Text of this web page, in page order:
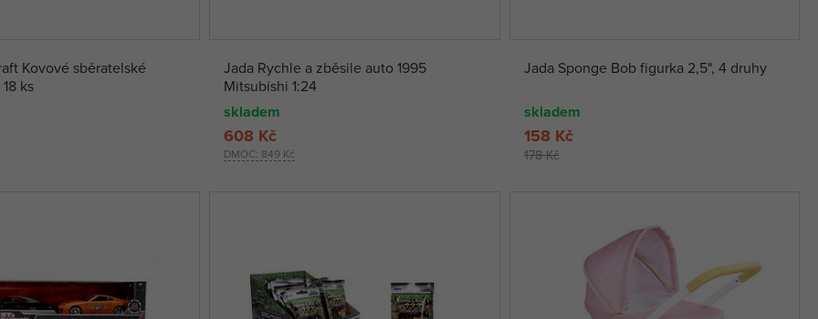
Kovové sběratelské
ks
Jada Rychle a zběsile auto 1995
Mitsubishi 1:24
skladem
DMOC: 849 Kč
608 Kč
Jada Sponge Bob figurka 2,5", 4 druhy
skladem
178 Kč
158 Kč